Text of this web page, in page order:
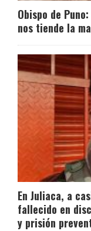
Obispo de
nos tiende la
En Juliaca, a
fallecido en
y prisión